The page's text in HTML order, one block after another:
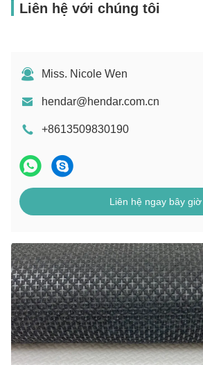
Liên hệ với chúng tôi
Miss. Nicole Wen
hendar@hendar.com.cn
+8613509830190
Liên hệ ngay bây giờ